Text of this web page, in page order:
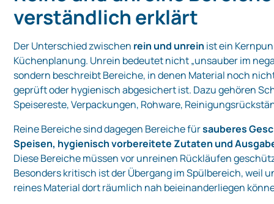
verständlich erklärt
Der Unterschied zwischen rein und unrein ist ein
Küchenplanung. Unrein bedeutet nicht „unsauber im
sondern beschreibt Bereiche, in denen Material noch
geprüft oder hygienisch abgesichert ist. Dazu gehören
Speisereste, Verpackungen, Rohware,
Reine Bereiche sind dagegen Bereiche fürsauberes
Speisen, hygienisch vorbereitete Zutaten und
Diese Bereiche müssen vor unreinen Rückläufen
Besonders kritisch ist der Übergang im Spülbereich, weil
reines Material dort räumlich nah beieinanderliegen